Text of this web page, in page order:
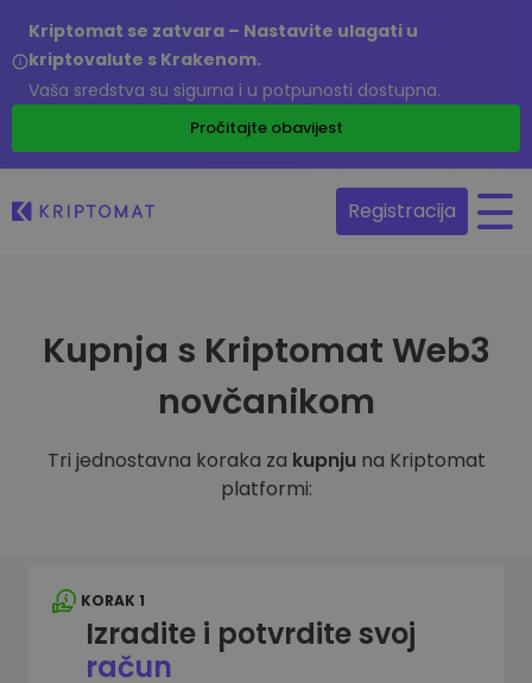
Kriptomat se zatvara – Nastavite ulagati u
kriptovalute s Krakenom.
Vaša sredstva su sigurna i u potpunosti dostupna.
Pročitajte obavijest
Registracija
Kupnja s Kriptomat Web3
novčanikom
Tri jednostavna koraka za kupnju na Kriptomat
platformi:
KORAK 1
Izradite i potvrdite svoj
račun